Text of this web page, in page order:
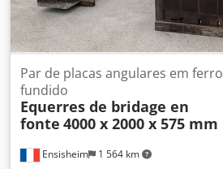
Ensisheim 1 564 km
Par de placas angulares em ferro
fundido
Equerres de bridage en
fonte 4000 x 2000 x 575 mm